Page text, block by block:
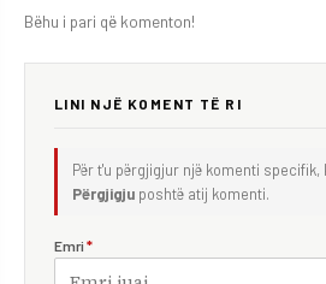
Bëhu i pari që komenton!
LINI NJË KOMENT TË RI
Për t'u përgjigjur një komenti specifik,
Përgjigju poshtë atij komenti.
Emri *